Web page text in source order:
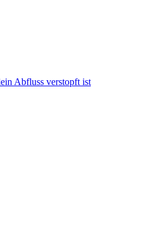
Abfluss verstopft ist